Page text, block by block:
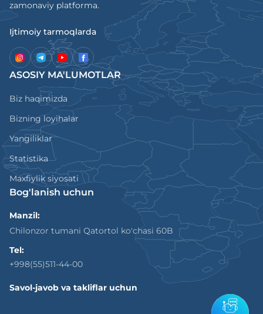
zamonaviy platforma.
Ijtimoiy tarmoqlarda
ASOSIY MA'LUMOTLAR
Biz haqimizda
Bizning loyihalar
Yangiliklar
Statistika
Maxfiylik siyosati
Bog'lanish uchun
Manzil:
Chilonzor tumani Qatortol ko'chasi 60B
Tel:
+998(55)511-44-00
Savol-javob va takliflar uchun